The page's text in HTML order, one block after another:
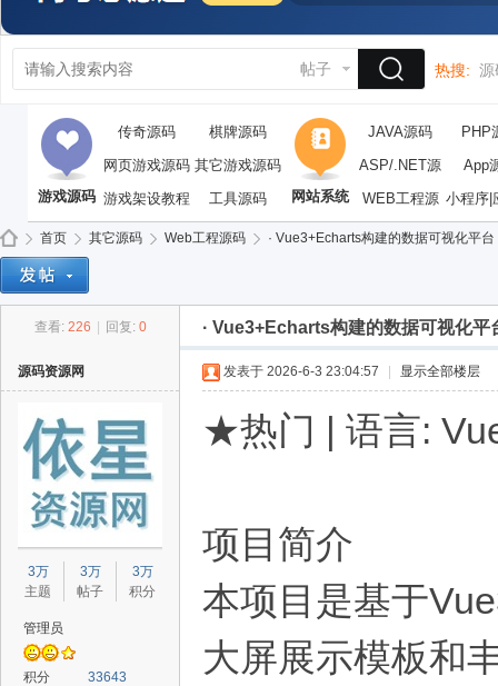
帖子 热搜: 源
游戏源码
传奇源码
棋牌源码
网页游戏源码 其它游戏源码
游戏架设教程
工具源码 网站系统
JAVA源码
PHP
ASP/.NET源
码
App
WEB工程源
码
小程序|
码
首页
›
其它源码
›
Web工程源码
›
· Vue3+Echarts构建的数据可视化平台
查看: 226 回复: 0 · Vue3+Echarts构建的数据可视化平
源码资源网
3万
主题
3万
帖子
3万
积分
管理员
积分
33643
发表于 2026-6-3 23:04:57 显示全部楼层
★热门 | 语言:
项目简介
本项目是基于
大屏展示模板和